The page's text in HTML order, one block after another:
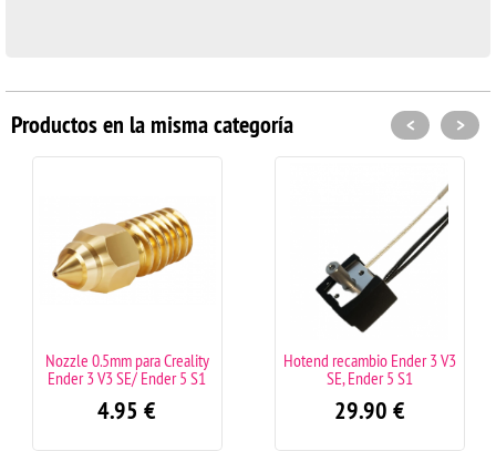
Productos en la misma categoría
0.5mm para Creality
3 V3 SE/ Ender 5 S1
Hotend recambio Ender 3 V3
SE, Ender 5 S1
€
< >